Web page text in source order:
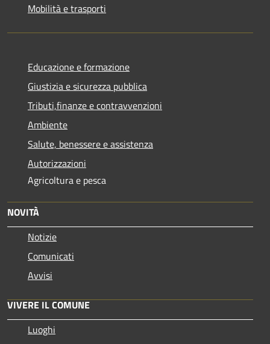
Mobilità e trasporti
Educazione e formazione
Giustizia e sicurezza pubblica
Tributi,finanze e contravvenzioni
Ambiente
Salute, benessere e assistenza
Autorizzazioni
Agricoltura e pesca
NOVITÀ
Notizie
Comunicati
Avvisi
VIVERE IL COMUNE
Luoghi